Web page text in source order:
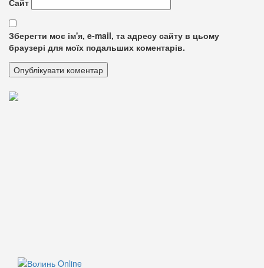
Зберегти моє ім'я, e-mail, та адресу сайту в цьому
браузері для моїх подальших коментарів.